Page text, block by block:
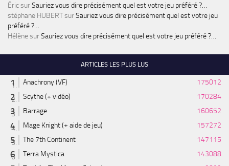
ÉricsurSauriez vous dire précisément quel est votre jeu préféré ?…
stéphane HUBERTsurSauriez vous dire précisément quel est votre jeu
préféré ?…
HélènesurSauriez vous dire précisément quel est votre jeu préféré ?…
ARTICLES LES PLUS LUS
Anachrony (VF)
175012
Scythe (+ vidéo)
170284
Barrage
160652
Mage Knight (+ aide de jeu)
157272
The 7th Continent
147115
Terra Mystica
143088